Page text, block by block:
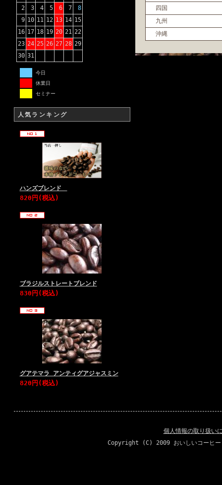
2
3 4 5 6 7
8
9 10 11 12 13 14 15
16 17 18 19 20 21 22
23 24 25 26 27 28 29
30 31
今日
休業日
セミナー
人気ランキング
ハンズブレンド
820円(税込)
ブラジルストレートブレンド
830円(税込)
グアテマラ アンティグアジャスミン
820円(税込)
四国
九州
沖縄
個人情報の取り扱い
Copyright (C) 2009 おいしいコー